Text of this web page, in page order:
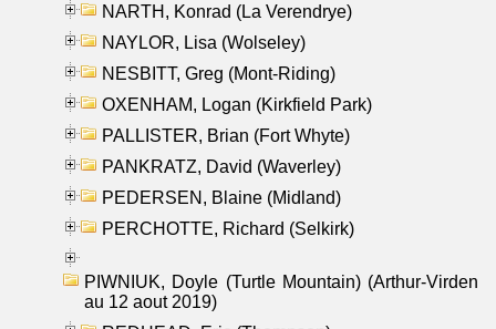
NARTH, Konrad (La Verendrye)
NAYLOR, Lisa (Wolseley)
NESBITT, Greg (Mont-Riding)
OXENHAM, Logan (Kirkfield Park)
PALLISTER, Brian (Fort Whyte)
PANKRATZ, David (Waverley)
PEDERSEN, Blaine (Midland)
PERCHOTTE, Richard (Selkirk)
PIWNIUK, Doyle (Turtle Mountain) (Arthur-Virden
au 12 aout 2019)